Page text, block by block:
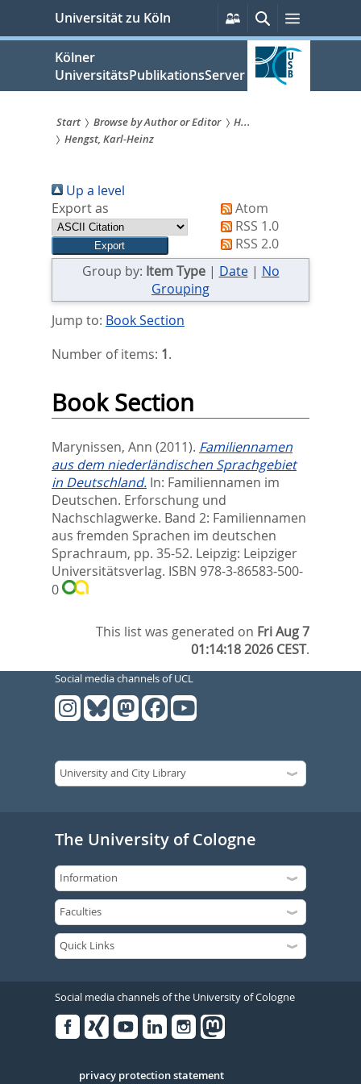
springen
Universität zu Köln
Persönliche
Services
SucheMenü
Kölner
UniversitätsPublikationsServer
Sie
sind
hier:
Start Browse by Author or Editor
H...
Hengst, Karl-Heinz
Up a level
Export as
Atom
RSS 1.0
RSS 2.0
Group by: Item Type| Date| No
Grouping
Jump to: Book Section
Number of items: 1.
Book Section
Marynissen, Ann (2011). Familiennamen
aus dem niederländischen Sprachgebiet
in Deutschland. In: Familiennamen im
Deutschen. Erforschung und
Nachschlagwerke. Band 2: Familiennamen
aus fremden Sprachen im deutschen
Sprachraum, pp. 35-52. Leipzig: Leipziger
Universitätsverlag. ISBN 978-3-86583-500-
0
This list was generated on Fri Aug 7
01:14:18 2026 CEST.
Social media channels of UCL
The University of Cologne
Social media channels of the University of Cologne
Serivce
privacy protection statement